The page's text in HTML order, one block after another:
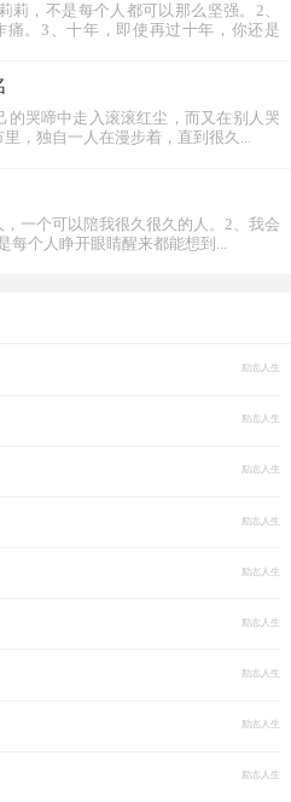
莉，不是每个人都可以那么坚强。2、
。3、十年，即使再过十年，你还是
的哭啼中走入滚滚红尘，而又在别人哭
，独自一人在漫步着，直到很久...
一个可以陪我很久很久的人。2、我会
每个人睁开眼睛醒来都能想到...
励志人生
励志人生
励志人生
励志人生
励志人生
励志人生
励志人生
励志人生
励志人生